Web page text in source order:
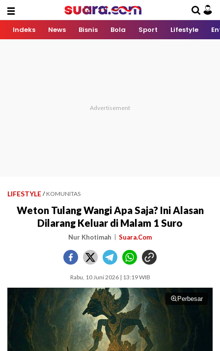
Indeks News Bisnis Bola Sport Lifestyle
LIFESTYLE / KOMUNITAS
Weton Tulang Wangi Apa Saja? Ini Alasan
Dilarang Keluar di Malam 1 Suro
Nur Khotimah Suara.Com
Rabu, 10 Juni 2026 | 13:19 WIB
Perbesar